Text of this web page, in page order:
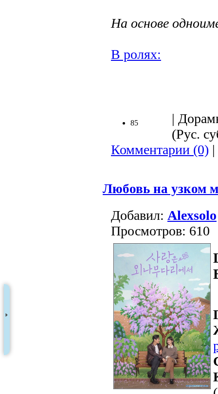
На основе
В ролях:
85
|
(Рус.
Комментарии (0) |
Любовь на узком
Добавил: Alexsolo
Просмотров: 610